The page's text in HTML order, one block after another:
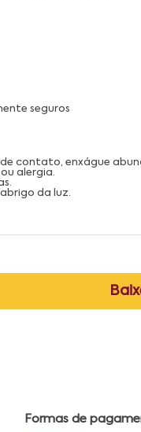
seguros
contato, enxágue
alergia.
da luz.
Formas de